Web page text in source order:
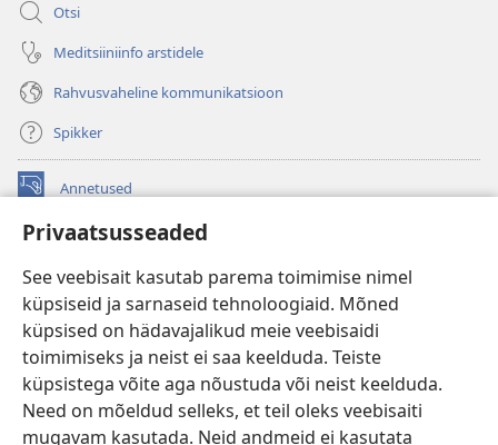
Privaatsusseaded
See veebisait kasutab parema toimimise nimel
küpsiseid ja sarnaseid tehnoloogiaid. Mõned
küpsised on hädavajalikud meie veebisaidi
toimimiseks ja neist ei saa keelduda. Teiste
küpsistega võite aga nõustuda või neist keelduda.
Need on mõeldud selleks, et teil oleks veebisaiti
mugavam kasutada. Neid andmeid ei kasutata
Otsi
Meditsiiniinfo arstidele
Rahvusvaheline kommunikatsioon
Spikker
Annetused
(avab
akna)
uue
akna) JW Hub
(avab
uue
akna) JW Library
Watchtower Library